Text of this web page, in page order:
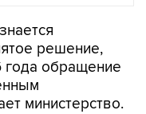
решение,
обращение
министерство.